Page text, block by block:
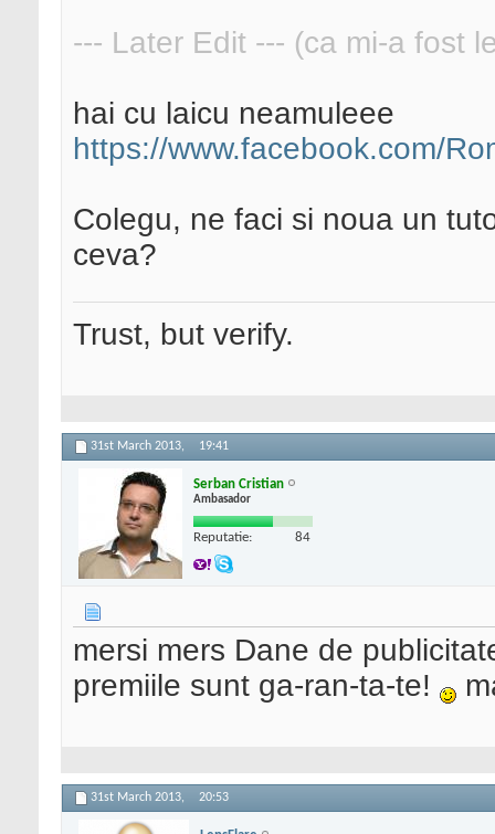
--- Later Edit --- (ca mi-a fost
hai cu laicu neamuleee
https://www.facebook.com/
Colegu, ne faci si noua un
ceva?
Trust, but verify.
31st March 2013, 19:41
Serban Cristian
Ambasador
Reputatie: 84
mersi mers Dane de
premiile sunt ga-ran-ta-te!
31st March 2013, 20:53